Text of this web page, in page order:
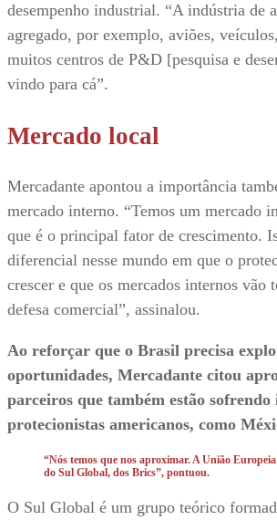
desempenho industrial. “A indústria de
agregado, por exemplo, aviões,
muitos centros de P&D [pesquisa e
vindo para cá”.
Mercado local
Mercadante apontou a importância
mercado interno. “Temos um mercado
que é o principal fator de crescimento.
diferencial nesse mundo em que o
crescer e que os mercados internos vão
defesa comercial”, assinalou.
Ao reforçar que o Brasil precisa
oportunidades, Mercadante citou
parceiros que também estão sofrendo
protecionistas americanos, como
“Nós temos que nos aproximar. A União
do Sul Global, dos Brics”, pontuou.
O Sul Global é um grupo teórico